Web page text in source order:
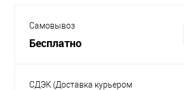
Самовывоз
Бесплатно
СДЭК (Доставка курьером